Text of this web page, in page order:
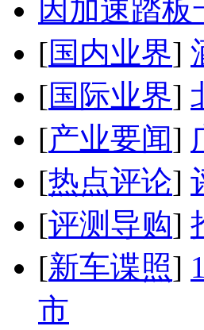
因加速踏板
[国内业界]
[国际业界]
[产业要闻]
[热点评论]
[评测导购]
[新车谍照]
市